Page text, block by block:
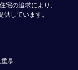
宅の追求により、
しています。
重県